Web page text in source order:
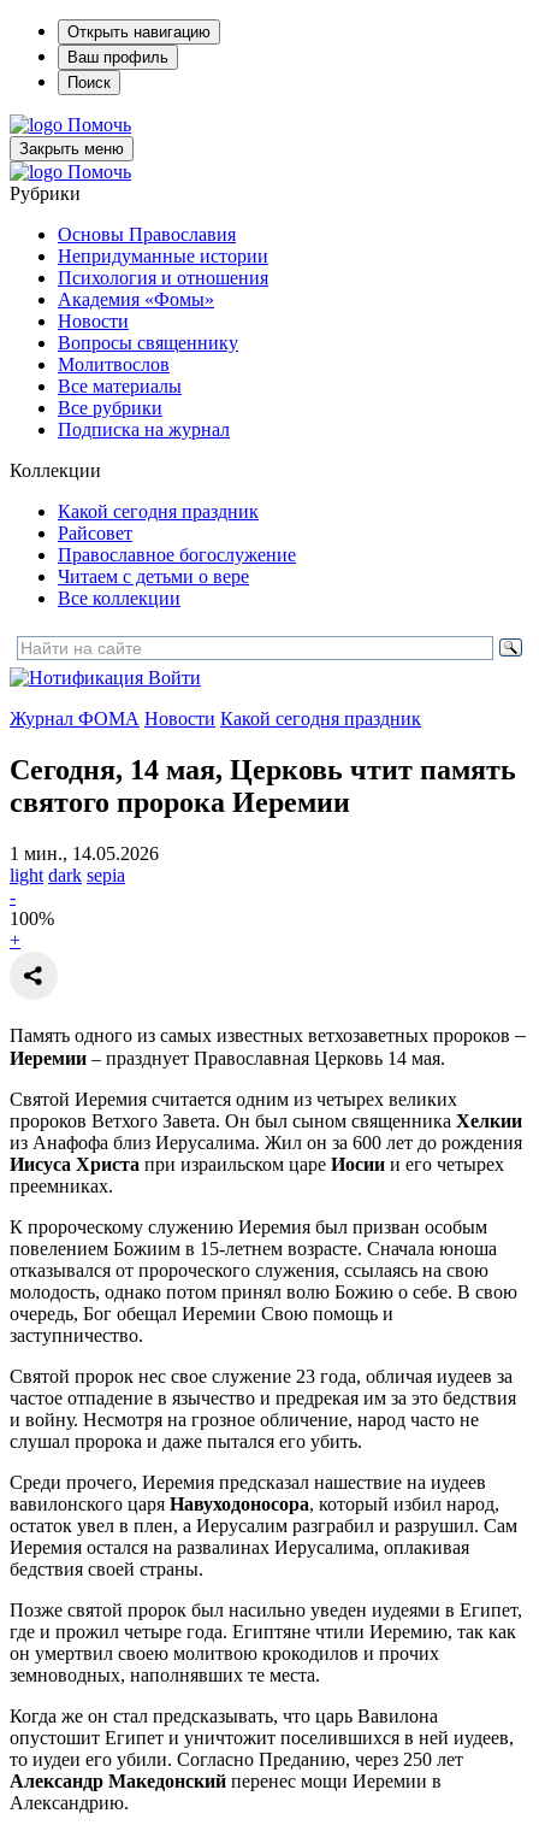
Открыть навигацию
Ваш профиль
Поиск
Помочь
Закрыть меню
Помочь
Рубрики
Основы Православия
Непридуманные истории
Психология и отношения
Академия «Фомы»
Новости
Вопросы священнику
Молитвослов
Все материалы
Все рубрики
Подписка на журнал
Коллекции
Какой сегодня праздник
Райсовет
Православное богослужение
Читаем с детьми о вере
Все коллекции
Войти
Журнал ФОМА Новости Какой сегодня праздник
Сегодня, 14 мая, Церковь чтит память
святого пророка Иеремии
1 мин., 14.05.2026
light dark sepia
-
100%
+
Память одного из самых известных ветхозаветных пророков –
Иеремии – празднует Православная Церковь 14 мая.
Святой Иеремия считается одним из четырех великих
пророков Ветхого Завета. Он был сыном священника Хелкии
из Анафофа близ Иерусалима. Жил он за 600 лет до рождения
Иисуса Христа при израильском царе Иосии и его четырех
преемниках.
К пророческому служению Иеремия был призван особым
повелением Божиим в 15-летнем возрасте. Сначала юноша
отказывался от пророческого служения, ссылаясь на свою
молодость, однако потом принял волю Божию о себе. В свою
очередь, Бог обещал Иеремии Свою помощь и
заступничество.
Святой пророк нес свое служение 23 года, обличая иудеев за
частое отпадение в язычество и предрекая им за это бедствия
и войну. Несмотря на грозное обличение, народ часто не
слушал пророка и даже пытался его убить.
Среди прочего, Иеремия предсказал нашествие на иудеев
вавилонского царя Навуходоносора, который избил народ,
остаток увел в плен, а Иерусалим разграбил и разрушил. Сам
Иеремия остался на развалинах Иерусалима, оплакивая
бедствия своей страны.
Позже святой пророк был насильно уведен иудеями в Египет,
где и прожил четыре года. Египтяне чтили Иеремию, так как
он умертвил своею молитвою крокодилов и прочих
земноводных, наполнявших те места.
Когда же он стал предсказывать, что царь Вавилона
опустошит Египет и уничтожит поселившихся в ней иудеев,
то иудеи его убили. Согласно Преданию, через 250 лет
Александр Македонский перенес мощи Иеремии в
Александрию.